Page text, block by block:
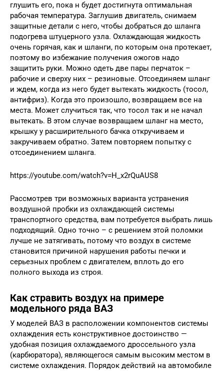
глушить его, пока н будет достигнута оптимальная
рабочая температура. Заглушив двигатель, снимаем
защитные детали с него, чтобы добраться до шланга
подогрева штуцерного узла. Охлаждающая жидкость
очень горячая, как и шланги, по которым она протекает,
поэтому во избежание получения ожогов надо
защитить руки. Можно одеть две пары перчаток –
рабочие и сверху них – резиновые. Отсоединяем шланг
и ждем, когда из него будет вытекать жидкость (тосол,
антифриз). Когда это произошло, возвращаем все на
места. Может случиться так, что тосол так и не начал
вытекать. В этом случае возвращаем шланг на место,
крышку у расширительного бачка откручиваем и
закручиваем обратно. Затем повторяем попытку с
отсоединением шланга.
https://youtube.com/watch?v=H_x2rQuAUS8
Рассмотрев три возможных варианта устранения
воздушной пробки из охлаждающей системы
транспортного средства, вам потребуется выбрать лишь
подходящий. Одно точно – с решением этой поломки
лучше не затягивать, потому что воздух в системе
становится причиной нарушения работы печки и
серьезных проблем с двигателем, вплоть до его
полного выхода из строя.
Как стравить воздух на примере
модельного ряда ВАЗ
У моделей ВАЗ в расположении компонентов системы
охлаждения есть конструктивное достоинство —
удобная позиция охлаждаемого дроссельного узла
(карбюратора), являющегося самым высоким местом в
системе охлаждения. Порядок действий на автомобиле